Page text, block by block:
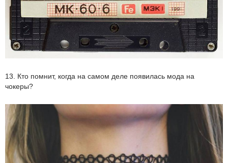
13. Кто помнит, когда на самом деле появилась мода на
чокеры?